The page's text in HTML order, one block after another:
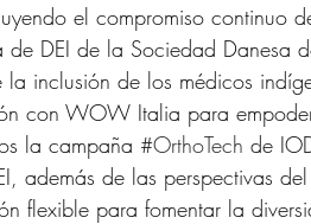
el compromiso continuo
de DEI de la Sociedad Danesa
inclusión de los médicos
con WOW Italia para
la campaña #OrthoTech de
además de las perspectivas
flexible para fomentar la